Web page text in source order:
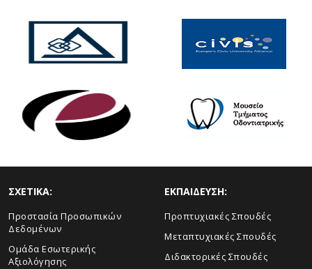
ΣΧΕΤΙΚΑ:
Προστασία Προσωπικών
Δεδομένων
Ομάδα Εσωτερικής
Αξιολόγησης
ΕΚΠΑΙΔΕΥΣΗ:
Προπτυχιακές Σπουδές
Μεταπτυχιακές Σπουδές
Διδακτορικές Σπουδές